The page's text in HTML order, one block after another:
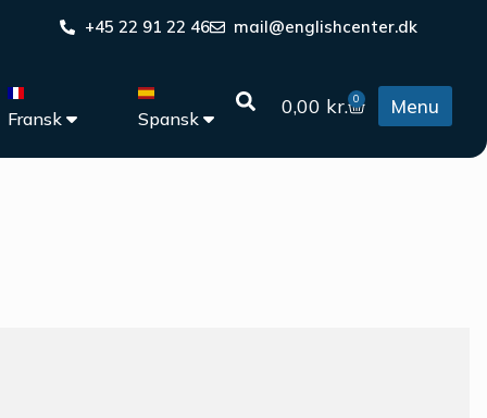
+45 22 91 22 46 mail@englishcenter.dk
Fransk Spansk 0,00 kr. 0 Menu